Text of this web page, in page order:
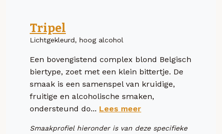
Tripel
Lichtgekleurd, hoog alcohol
Een bovengistend complex blond Belgisch
biertype, zoet met een klein bittertje. De
smaak is een samenspel van kruidige,
fruitige en alcoholische smaken,
ondersteund do... Lees meer
Smaakprofiel hieronder is van deze specifieke